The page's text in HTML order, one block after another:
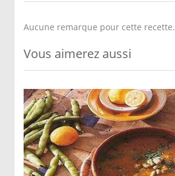
Aucune remarque pour cette recette.
Vous aimerez aussi